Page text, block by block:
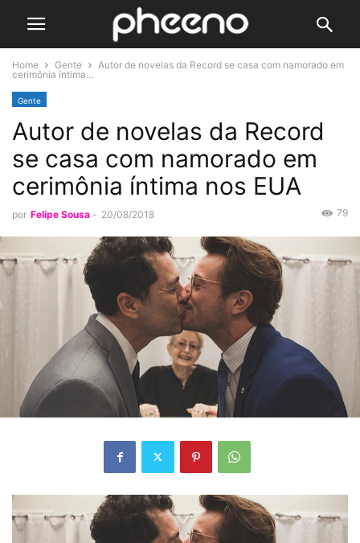
Home Gente
Autor de novelas da Record se casa com namorado em
cerimônia íntima...
Gente
Autor de novelas da Record
se casa com namorado em
cerimônia íntima nos EUA
por Felipe Sousa - 20/08/2018 79